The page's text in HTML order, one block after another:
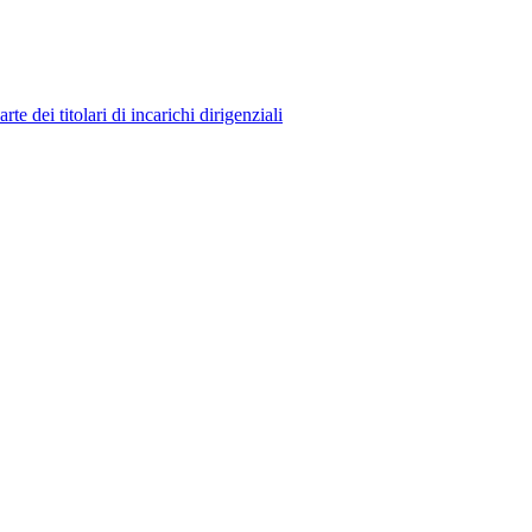
dei titolari di incarichi dirigenziali